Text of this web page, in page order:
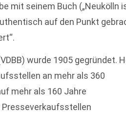
mit seinem Buch („Neukölln
auf den Punkt
wurde 1905 gegründet.
an mehr als 360
mehr als 160 Jahre